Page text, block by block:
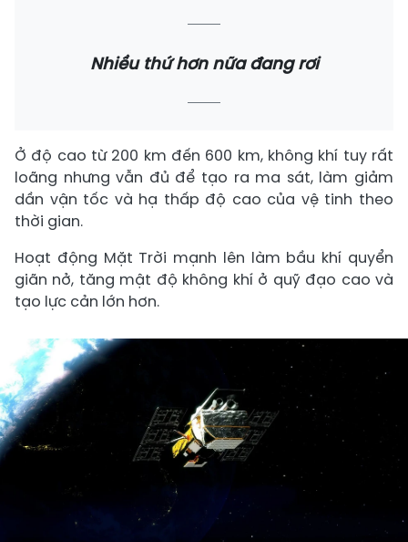
Nhiều thứ hơn nữa đang rơi
Ở độ cao từ 200 km đến 600 km, không khí tuy rất
loãng nhưng vẫn đủ để tạo ra ma sát, làm giảm
dần vận tốc và hạ thấp độ cao của vệ tinh theo
thời gian.
Hoạt động Mặt Trời mạnh lên làm bầu khí quyển
giãn nở, tăng mật độ không khí ở quỹ đạo cao và
tạo lực cản lớn hơn.